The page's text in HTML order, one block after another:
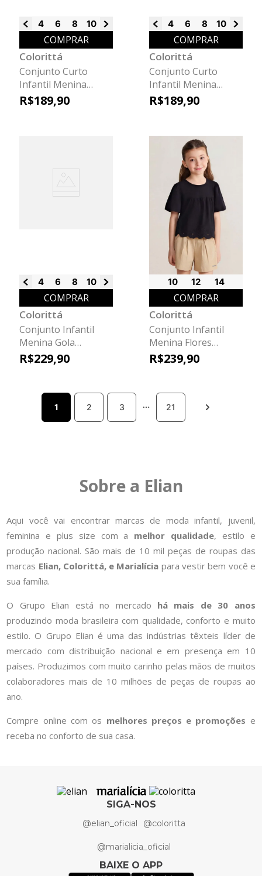
4 6 8 10 12
COMPRAR
Colorittá
Conjunto Curto
Infantil Menina
Listras Colorittá Lilás
R$189,90
4 6 8 10 12
COMPRAR
Colorittá
Conjunto Curto
Infantil Menina
Listras Colorittá
Amarelo
R$189,90
4 6 8 10 12
COMPRAR
Colorittá
Conjunto Infantil
Menina Gola
Bordada Colorittá
R$229,90
10 12 14
COMPRAR
Colorittá
Conjunto Infantil
Menina Flores
Bordadas Colorittá
R$239,90
1 2 3 21
Sobre a Elian
Aqui você vai encontrar marcas de moda infantil, juvenil,
feminina e plus size com a melhor qualidade, estilo e
produção nacional. São mais de 10 mil peças de roupas das
marcas Elian, Colorittá, e Marialícia para vestir bem você e
sua família.
O Grupo Elian está no mercado há mais de 30 anos
produzindo moda brasileira com qualidade, conforto e muito
estilo. O Grupo Elian é uma das indústrias têxteis líder de
mercado com distribuição nacional e em presença em 10
países. Produzimos com muito carinho pelas mãos de muitos
colaboradores mais de 10 milhões de peças de roupas ao
ano.
Compre online com os melhores preços e promoções e
receba no conforto de sua casa.
SIGA-NOS
@elian_oficial @coloritta
@marialicia_oficial
BAIXE O APP